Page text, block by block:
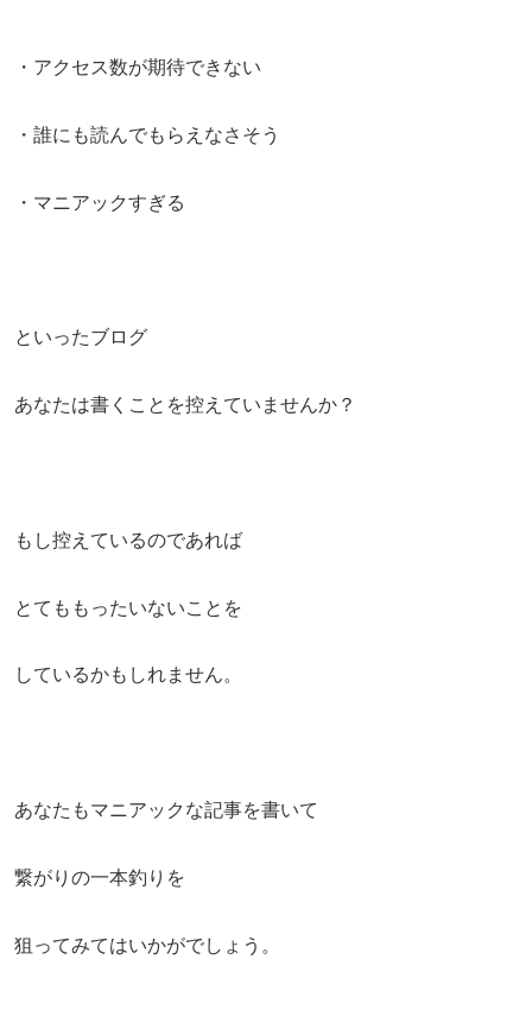
・アクセス数が期待できない
・誰にも読んでもらえなさそう
・マニアックすぎる
といったブログ
あなたは書くことを控えていませんか？
もし控えているのであれば
とてももったいないことを
しているかもしれません。
あなたもマニアックな記事を書いて
繋がりの一本釣りを
狙ってみてはいかがでしょう。